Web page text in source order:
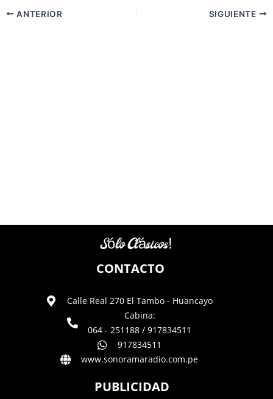
ANTERIOR SIGUIENTE
Sólo Clásicos!
CONTACTO
Calle Real 270 El Tambo - Huancayo
Cabina:
064 - 251188 / 917834511
917834511
www.sonoramaradio.com.pe
PUBLICIDAD